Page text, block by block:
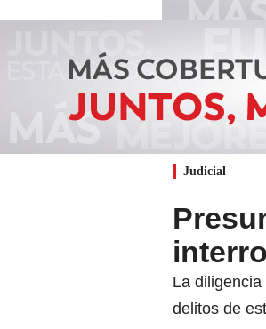
Judicial
La
delitos de